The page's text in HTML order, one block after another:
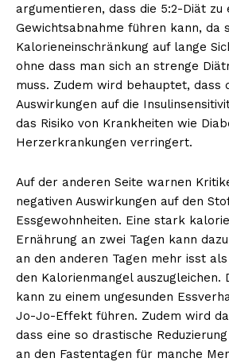
argumentieren, dass die 5:2-Diät zu
Gewichtsabnahme führen kann, da
Kalorieneinschränkung auf lange
ohne dass man sich an strenge
muss. Zudem wird behauptet, dass
Auswirkungen auf die
das Risiko von Krankheiten wie
Herzerkrankungen verringert.
Auf der anderen Seite warnen
negativen Auswirkungen auf den
Essgewohnheiten. Eine stark
Ernährung an zwei Tagen kann
an den anderen Tagen mehr isst
den Kalorienmangel auszugleichen.
kann zu einem ungesunden
Jo-Jo-Effekt führen. Zudem wird
dass eine so drastische
an den Fastentagen für manche